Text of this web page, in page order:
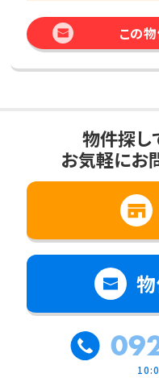
この
物件探し
お気軽にお